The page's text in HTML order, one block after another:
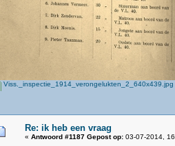
Viss._inspectie_1914_verongelukten_2_640x439.jpg
Re: ik heb een vraag
« Antwoord #1187 Gepost op:03-07-2014,